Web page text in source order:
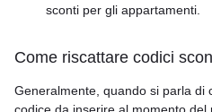
sconti per gli appartamenti.
Come riscattare codici
Generalmente, quando si parla di